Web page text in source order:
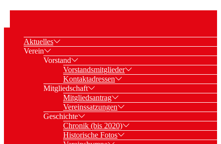
Aktuelles
Verein
Vorstand
Vorstandsmitglieder
Kontaktadressen
Mitgliedschaft
Mitgliedsantrag
Vereinssatzungen
Geschichte
Chronik (bis 2020)
Historische Fotos